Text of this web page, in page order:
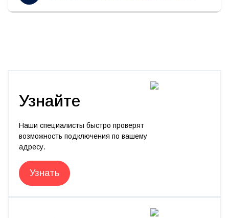
Узнайте
Наши специалисты быстро проверят
возможность подключения по вашему
адресу.
Узнать